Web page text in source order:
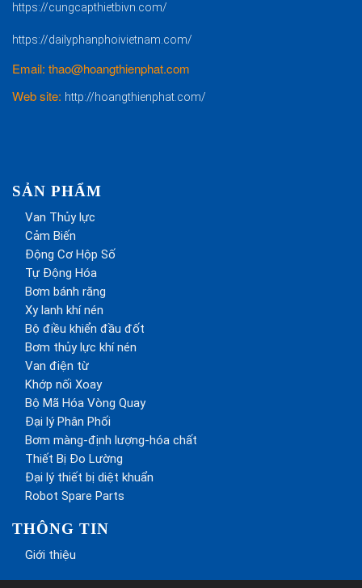
https://cungcapthietbivn.com/
https://dailyphanphoivietnam.com/
Email: thao@hoangthienphat.com
Web site: http://hoangthienphat.com/
SẢN PHẨM
Van Thủy lực
Cảm Biến
Động Cơ Hộp Số
Tự Động Hóa
Bơm bánh răng
Xy lanh khí nén
Bộ điều khiển đầu đốt
Bơm thủy lực khí nén
Van điện từ
Khớp nối Xoay
Bộ Mã Hóa Vòng Quay
Đại lý Phân Phối
Bơm màng-định lượng-hóa chất
Thiết Bị Đo Lường
Đại lý thiết bị diệt khuẩn
Robot Spare Parts
THÔNG TIN
Giới thiệu